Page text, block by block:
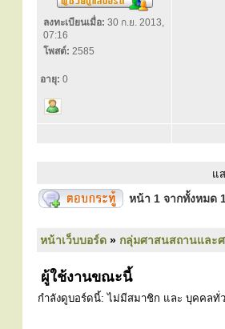
ลงทะเบียนเมื่อ: 30 ก.ย. 2013,
07:16
โพสต์: 2585
อายุ: 0
แ
หน้า 1 จากทั้งหมด
หน้าเว็บบอร์ด » กลุ่มศาสนสถานและ
ผู้ใช้งานขณะนี้
กำลังดูบอร์ดนี้: ไม่มีสมาชิก และ บุคคลทั่